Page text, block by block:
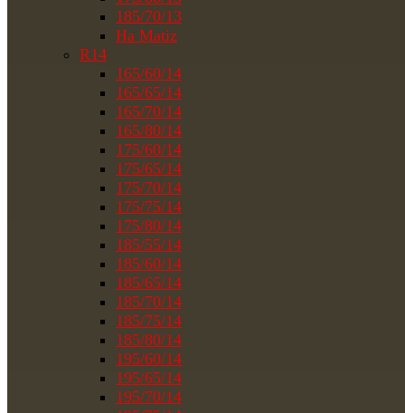
185/70/13
На Matiz
R14
165/60/14
165/65/14
165/70/14
165/80/14
175/60/14
175/65/14
175/70/14
175/75/14
175/80/14
185/55/14
185/60/14
185/65/14
185/70/14
185/75/14
185/80/14
195/60/14
195/65/14
195/70/14